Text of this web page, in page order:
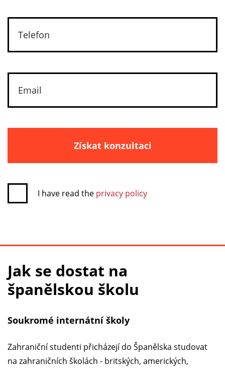
Získat konzultaci
I have read the privacy policy
Jak se dostat na
španělskou školu
Soukromé internátní školy
Zahraniční studenti přicházejí do Španělska studovat
na zahraničních školách - britských, amerických,